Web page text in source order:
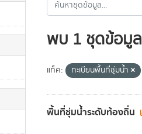
พบ 1 ชุดข้อมูล
แท็ค: ทะเบียนพื้นที่ชุ่มน้ำ
พื้นที่ชุ่มน้ำระดับท้องถิ่น